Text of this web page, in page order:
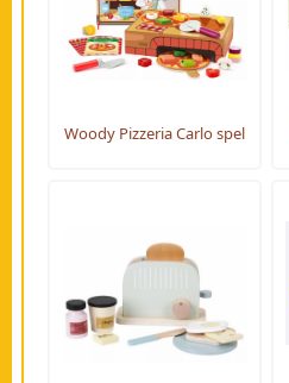
Woody Pizzeria Carlo spel